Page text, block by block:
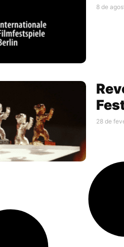
8 de
28 de